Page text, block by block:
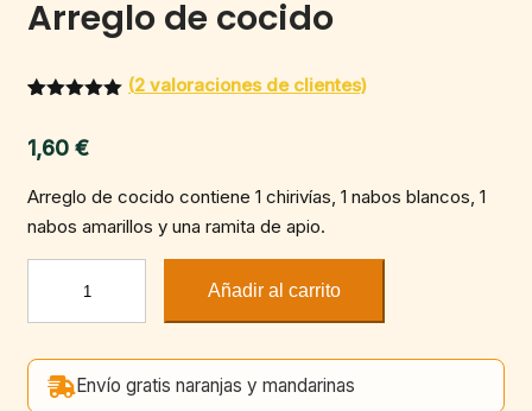
Arreglo de cocido
de 5 en
base a
de un
cliente
(2 valoraciones de clientes)
1,60 €
Arreglo de cocido contiene 1 chirivías, 1 nabos blancos, 1
nabos amarillos y una ramita de apio.
cantidad
Añadir al carrito
Envío gratis naranjas y mandarinas